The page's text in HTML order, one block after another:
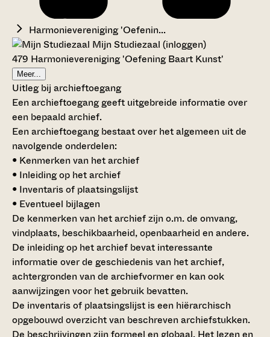
Harmonievereniging 'Oefenin...
Mijn Studiezaal (inloggen)
479 Harmonievereniging 'Oefening Baart Kunst'
Meer...
Uitleg bij archieftoegang
Een archieftoegang geeft uitgebreide informatie over
een bepaald archief.
Een archieftoegang bestaat over het algemeen uit de
navolgende onderdelen:
• Kenmerken van het archief
• Inleiding op het archief
• Inventaris of plaatsingslijst
• Eventueel bijlagen
De kenmerken van het archief zijn o.m. de omvang,
vindplaats, beschikbaarheid, openbaarheid en andere.
De inleiding op het archief bevat interessante
informatie over de geschiedenis van het archief,
achtergronden van de archiefvormer en kan ook
aanwijzingen voor het gebruik bevatten.
De inventaris of plaatsingslijst is een hiërarchisch
opgebouwd overzicht van beschreven archiefstukken.
De beschrijvingen zijn formeel en globaal. Het lezen en